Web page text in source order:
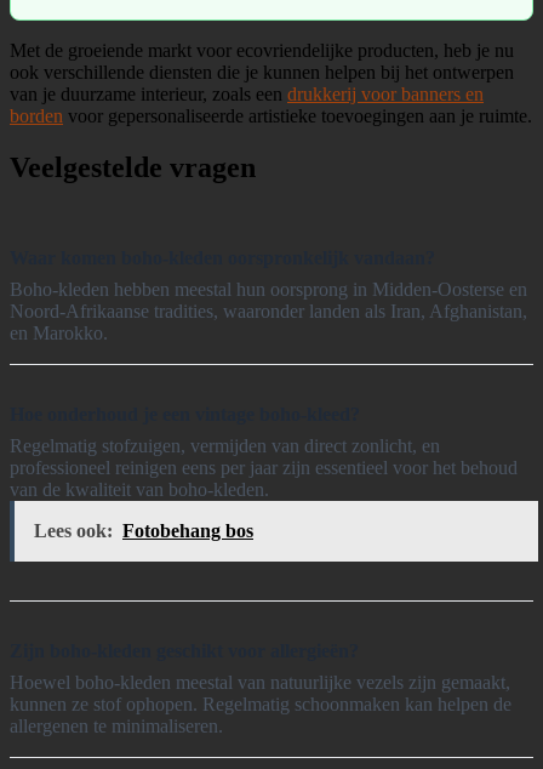
Met de groeiende markt voor ecovriendelijke producten, heb je nu
ook verschillende diensten die je kunnen helpen bij het ontwerpen
van je duurzame interieur, zoals een drukkerij voor banners en
borden voor gepersonaliseerde artistieke toevoegingen aan je ruimte.
Veelgestelde vragen
Boho-kleden hebben meestal hun oorsprong in Midden-Oosterse en
Noord-Afrikaanse tradities, waaronder landen als Iran, Afghanistan,
en Marokko.
Regelmatig stofzuigen, vermijden van direct zonlicht, en
professioneel reinigen eens per jaar zijn essentieel voor het behoud
van de kwaliteit van boho-kleden.
Lees ook: Fotobehang bos
Hoewel boho-kleden meestal van natuurlijke vezels zijn gemaakt,
kunnen ze stof ophopen. Regelmatig schoonmaken kan helpen de
allergenen te minimaliseren.